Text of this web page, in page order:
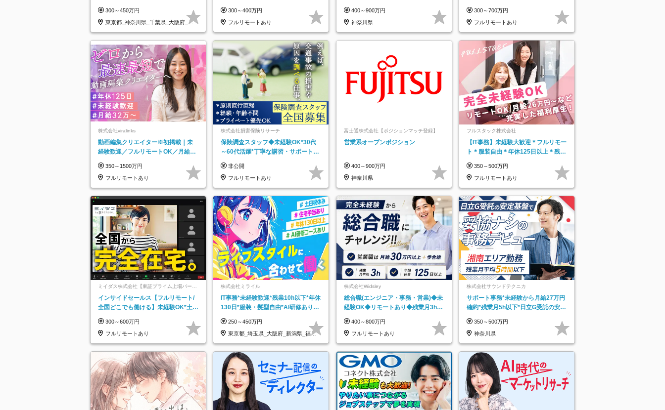
300～450万円
東京都_神奈川県_千葉県_大阪府_愛
知県…
300～400万円
フルリモートあり
400～900万円
神奈川県
300～700万円
フルリモートあり
株式会社viralinks
動画編集クリエイター※初掲載｜未
経験歓迎／フルリモートOK／月給32
350～1500万円
フルリモートあり
株式会社損害保険リサーチ
保険調査スタッフ◆未経験OK*30代
～60代活躍*丁寧な講習・サポートあ
託
非公開
フルリモートあり
富士通株式会社【ポジションマッチ登録】
営業系オープンポジション
400～900万円
神奈川県
フルスタック株式会社
【IT事務】未経験大歓迎＊フルリモー
ト＊服装自由＊年休125日以上＊残業
350～500万円
フルリモートあり
ミイダス株式会社【東証プライム上場パーソ
インサイドセールス【フルリモート/
全国どこでも働ける】未経験OK*土日
300～600万円
フルリモートあり
株式会社ミライル
IT事務*未経験歓迎*残業10h以下*年休
130日*服装・髪型自由*AI研修あり*
250～450万円
東京都_埼玉県_大阪府_新潟県_福岡
県
株式会社Widsley
総合職(エンジニア・事務・営業)◆未
経験OK◆リモートあり◆残業月3h◆
400～800万円
フルリモートあり
株式会社サウンドテクニカ
サポート事務*未経験から月給27万円
確約*残業月5h以下*日立G受託の安定
350～500万円
神奈川県